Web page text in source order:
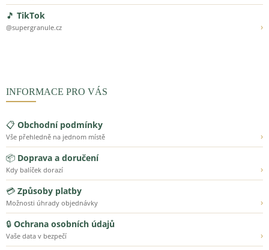
🎵 TikTok
@supergranule.cz ›
INFORMACE PRO VÁS
📋 Obchodní podmínky
Vše přehledně na jednom místě
›
📦 Doprava a doručení
Kdy balíček dorazí
›
💳 Způsoby platby
Možnosti úhrady objednávky
›
🔒 Ochrana osobních údajů
Vaše data v bezpečí
›